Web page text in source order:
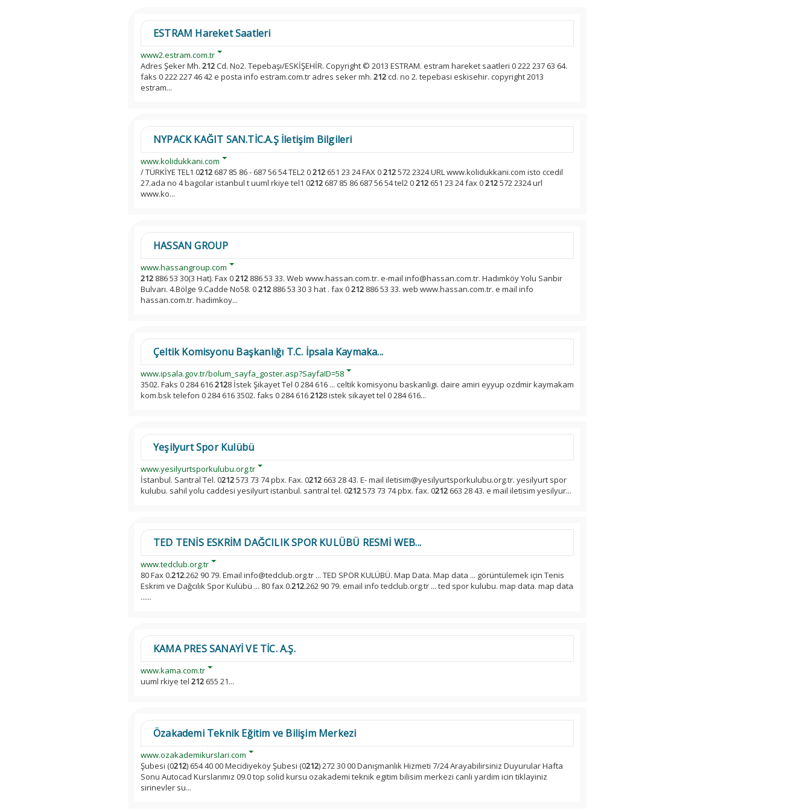
ESTRAM Hareket Saatleri
www2.estram.com.tr
Adres Şeker Mh. 212Cd. No2. Tepebaşı/ESKİŞEHİR. Copyright © 2013 ESTRAM. estram hareket saatleri 0 222 237 63 64.
faks 0 222 227 46 42 e posta info estram.com.tr adres seker mh. 212cd. no 2. tepebasi eskisehir. copyright 2013
estram...
NYPACK KAĞIT SAN.TİC.A.Ş İletişim Bilgileri
www.kolidukkani.com
/ TÜRKİYE TEL1 0212 687 85 86 - 687 56 54 TEL2 0212 651 23 24 FAX 0212572 2324 URL www.kolidukkani.com isto ccedil
27.ada no 4 bagcilar istanbul t uuml rkiye tel1 0212 687 85 86 687 56 54 tel2 0212 651 23 24 fax 0212572 2324 url
www.ko...
HASSAN GROUP
www.hassangroup.com
212 886 53 30(3 Hat). Fax 0212 886 53 33. Web www.hassan.com.tr. e-mail info@hassan.com.tr. Hadımköy Yolu Sanbir
Bulvarı. 4.Bölge 9.Cadde No58. 0212 886 53 30 3 hat . fax 0212 886 53 33. web www.hassan.com.tr. e mail info
hassan.com.tr. hadimkoy...
Çeltik Komisyonu Başkanlığı T.C. İpsala Kaymaka...
www.ipsala.gov.tr/bolum_sayfa_goster.asp?SayfaID=58
3502. Faks 0 284 6162128 İstek Şikayet Tel 0 284 616 ... celtik komisyonu baskanligi. daire amiri eyyup ozdmir kaymakam
kom.bsk telefon 0 284 616 3502. faks 0 284 6162128 istek sikayet tel 0 284 616...
Yeşilyurt Spor Kulübü
www.yesilyurtsporkulubu.org.tr
İstanbul. Santral Tel. 0212573 73 74 pbx. Fax. 0212 663 28 43. E- mail iletisim@yesilyurtsporkulubu.org.tr. yesilyurt spor
kulubu. sahil yolu caddesi yesilyurt istanbul. santral tel. 0212573 73 74 pbx. fax. 0212 663 28 43. e mail iletisim yesilyur...
TED TENİS ESKRİM DAĞCILIK SPOR KULÜBÜ RESMİ WEB...
www.tedclub.org.tr
80 Fax 0.212.262 90 79. Email info@tedclub.org.tr ... TED SPOR KULÜBÜ. Map Data. Map data ... görüntülemek için Tenis
Eskrim ve Dağcılık Spor Kulübü ... 80 fax 0.212.262 90 79. email info tedclub.org.tr ... ted spor kulubu. map data. map data
......
KAMA PRES SANAYİ VE TİC. A.Ş.
www.kama.com.tr
uuml rkiye tel 212 655 21...
Özakademi Teknik Eğitim ve Bilişim Merkezi
www.ozakademikurslari.com
Şubesi (0212) 654 40 00 Mecidiyeköy Şubesi (0212) 272 30 00 Danışmanlık Hizmeti 7/24 Arayabilirsiniz Duyurular Hafta
Sonu Autocad Kurslarımız 09.0 top solid kursu ozakademi teknik egitim bilisim merkezi canli yardim icin tiklayiniz
sirinevler su...